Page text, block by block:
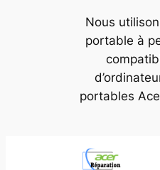
Nous
portable à
portables